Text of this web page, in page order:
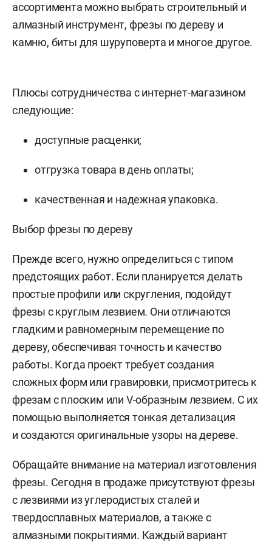
ассортимента можно выбрать строительный и
алмазный инструмент, фрезы по дереву и
камню, биты для шуруповерта и многое другое.
Плюсы сотрудничества с интернет-магазином
следующие:
доступные расценки;
отгрузка товара в день оплаты;
качественная и надежная упаковка.
Выбор фрезы по дереву
Прежде всего, нужно определиться с типом
предстоящих работ. Если планируется делать
простые профили или скругления, подойдут
фрезы с круглым лезвием. Они отличаются
гладким и равномерным перемещение по
дереву, обеспечивая точность и качество
работы. Когда проект требует создания
сложных форм или гравировки, присмотритесь к
фрезам с плоским или V-образным лезвием. С их
помощью выполняется тонкая детализация
и создаются оригинальные узоры на дереве.
Обращайте внимание на материал изготовления
фрезы. Сегодня в продаже присутствуют фрезы
с лезвиями из углеродистых сталей и
твердосплавных материалов, а также с
алмазными покрытиями. Каждый вариант